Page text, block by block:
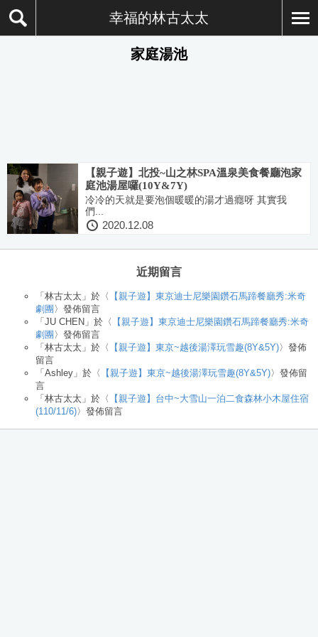
幸福的林古太太
家庭湯池
【親子遊】北投~山之林SPA溫泉美食餐廳泡家
庭池湯屋囉(10Y&7Y)
冷冷的天就是要泡個暖暖的湯才過癮呀 其實我
們...
2020.12.08
近期留言
「 林古太太 」於〈
【親子遊】東京迪士尼樂園鑽石馬蹄餐廳秀:米奇
劇團 〉發佈留言
「 JU CHEN 」於〈
【親子遊】東京迪士尼樂園鑽石馬蹄餐廳秀:米奇
劇團 〉發佈留言
「 林古太太 」於〈 【親子遊】東京~越後湯澤玩雪趣(8Y&5Y)〉發佈
留言
「 Ashley 」於〈 【親子遊】東京~越後湯澤玩雪趣(8Y&5Y)〉發佈留
言
「 林古太太 」於〈
【親子遊】台中~大雪山一泊二食森林小木屋住宿
(110/11/6)〉發佈留言